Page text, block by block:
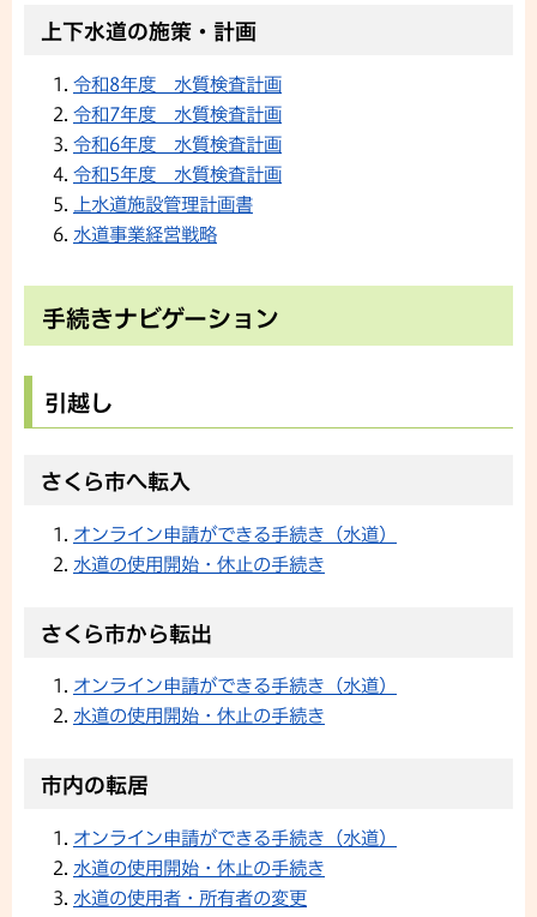
上下水道の施策・計画
令和8年度 水質検査計画
令和7年度 水質検査計画
令和6年度 水質検査計画
令和5年度 水質検査計画
上水道施設管理計画書
水道事業経営戦略
手続きナビゲーション
引越し
さくら市へ転入
オンライン申請ができる手続き（水道）
水道の使用開始・休止の手続き
さくら市から転出
オンライン申請ができる手続き（水道）
水道の使用開始・休止の手続き
市内の転居
オンライン申請ができる手続き（水道）
水道の使用開始・休止の手続き
水道の使用者・所有者の変更